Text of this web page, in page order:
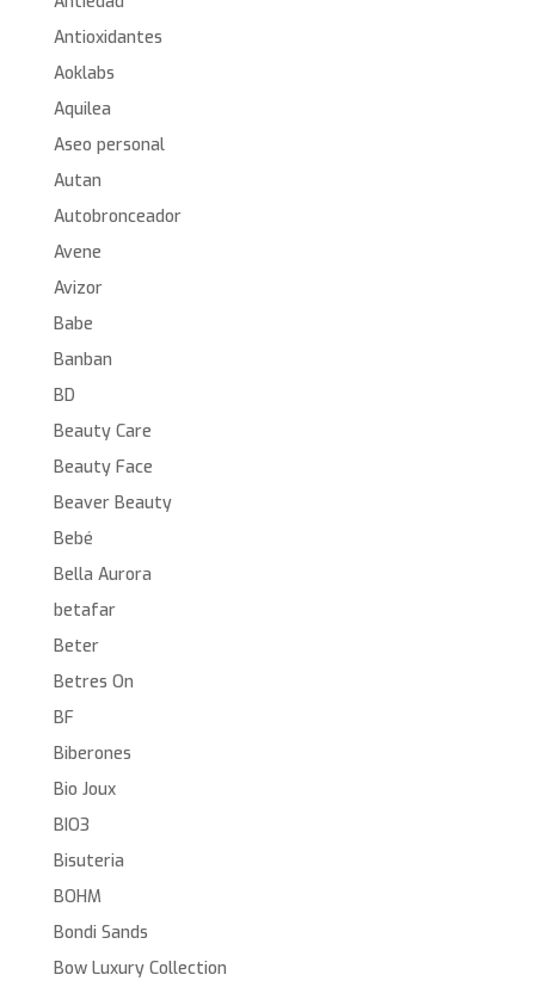
Antioxidantes
Aoklabs
Aquilea
Aseo personal
Autan
Autobronceador
Avene
Avizor
Babe
Banban
BD
Beauty Care
Beauty Face
Beaver Beauty
Bebé
Bella Aurora
betafar
Beter
Betres On
BF
Biberones
Bio Joux
BIO3
Bisuteria
BOHM
Bondi Sands
Bow Luxury Collection